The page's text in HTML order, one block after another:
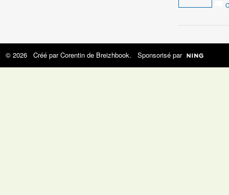
© 2026 Créé parCorentin de Breizhbook. Sponsorisé par